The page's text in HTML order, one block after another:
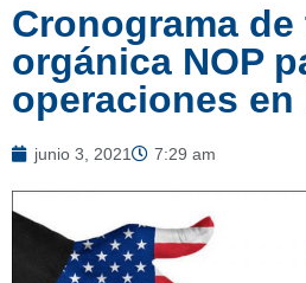
Cronograma
orgánica NOP
operaciones en
junio 3, 2021 7:29 am